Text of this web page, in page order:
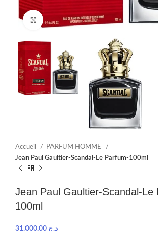
Click to enlarge
Accueil
PARFUM HOMME
Jean Paul Gaultier-Scandal-Le Parfum-100ml
Jean Paul Gaultier-Scandal-Le
100ml
د.ج